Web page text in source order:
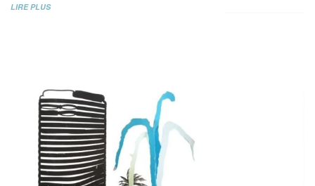
LIRE PLUS